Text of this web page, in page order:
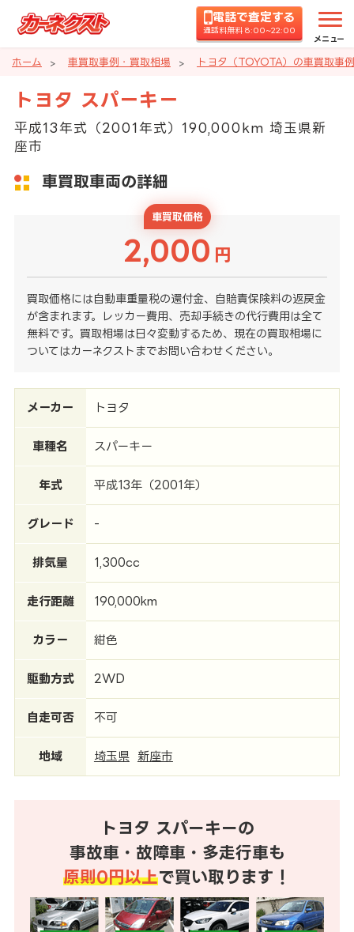
電話で査定する
通話料無料 8:00~22:00
メニュー
ホーム 車買取事例・買取相場 トヨタ（TOYOTA）の車買取事
トヨタ スパーキー
平成13年式（2001年式）190,000km 埼玉県新
座市
車買取車両の詳細
車買取価格
2,000 円
買取価格には自動車重量税の還付金、自賠責保険料の返戻金
が含まれます。レッカー費用、売却手続きの代行費用は全て
無料です。買取相場は日々変動するため、現在の買取相場に
ついてはカーネクストまでお問い合わせください。
メーカー トヨタ
車種名 スパーキー
年式 平成13年（2001年）
グレード -
排気量 1,300cc
走行距離 190,000km
カラー 紺色
駆動方式 2WD
自走可否 不可
地域 埼玉県 新座市
トヨタ スパーキーの
事故車・故障車・多走行車も
原則0円以上で買い取ります！